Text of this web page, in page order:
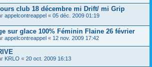
club 18 décembre mi Drift/ mi Grip
appelcontreappel « 05 déc. 2009 01:19
sur glace 100% Féminin Flaine 26 février
appelcontreappel « 12 nov. 2009 17:42
KRLO « 20 oct. 2009 16:13